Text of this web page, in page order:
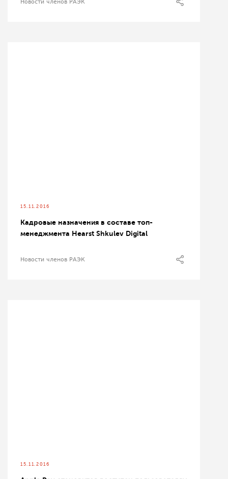
Новости членов РАЭК
15.11.2016
Кадровые назначения в составе топ-
менеджмента Hearst Shkulev Digital
Новости членов РАЭК
15.11.2016